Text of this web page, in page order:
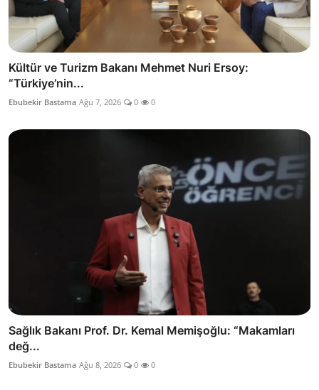
Kültür ve Turizm Bakanı Mehmet Nuri Ersoy:
“Türkiye’nin...
Ebubekir Bastama Ağu 7, 2026 0 0
Sağlık Bakanı Prof. Dr. Kemal Memişoğlu: “Makamları
değ...
Ebubekir Bastama Ağu 8, 2026 0 0